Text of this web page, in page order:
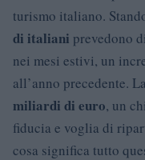
turismo italiano.
di italiani prevedono
nei mesi estivi, un
all’anno precedente.
miliardi di euro, un
fiducia e voglia di
cosa significa tutto